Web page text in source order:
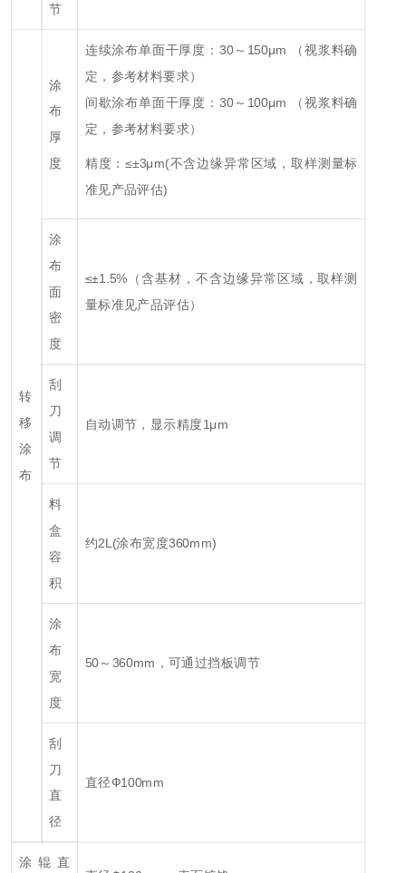
节
转
移
涂
布
涂
布
厚
度
连续涂布单面干厚度：30～150μm （视浆料确
定，参考材料要求）
间歇涂布单面干厚度：30～100μm （视浆料确
定，参考材料要求）
精度：≤±3μm(不含边缘异常区域，取样测量标
准见产品评估)
涂
布
面
密
度
≤±1.5%（含基材，不含边缘异常区域，取样测
量标准见产品评估）
刮
刀
调
节
自动调节，显示精度1μm
料
盒
容
积
约2L(涂布宽度360mm)
涂
布
宽
度
50～360mm，可通过挡板调节
刮
刀
直
径
直径Ф100mm
涂辊直